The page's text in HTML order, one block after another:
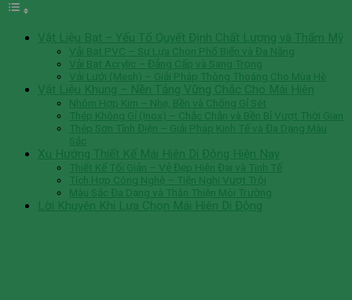
Vật Liệu Bạt – Yếu Tố Quyết Định Chất Lượng và Thẩm Mỹ
Vải Bạt PVC – Sự Lựa Chọn Phổ Biến và Đa Năng
Vải Bạt Acrylic – Đẳng Cấp và Sang Trọng
Vải Lưới (Mesh) – Giải Pháp Thông Thoáng Cho Mùa Hè
Vật Liệu Khung – Nền Tảng Vững Chắc Cho Mái Hiên
Nhôm Hợp Kim – Nhẹ, Bền và Chống Gỉ Sét
Thép Không Gỉ (Inox) – Chắc Chắn và Bền Bỉ Vượt Thời Gian
Thép Sơn Tĩnh Điện – Giải Pháp Kinh Tế và Đa Dạng Màu
Sắc
Xu Hướng Thiết Kế Mái Hiên Di Động Hiện Nay
Thiết Kế Tối Giản – Vẻ Đẹp Hiện Đại và Tinh Tế
Tích Hợp Công Nghệ – Tiện Nghi Vượt Trội
Màu Sắc Đa Dạng và Thân Thiện Môi Trường
Lời Khuyên Khi Lựa Chọn Mái Hiên Di Động